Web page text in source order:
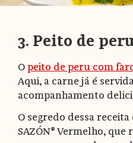
3. Peito de
O peito de peru com
Aqui, a carne já é
acompanhamento
O segredo dessa
SAZÓN® Vermelho, que